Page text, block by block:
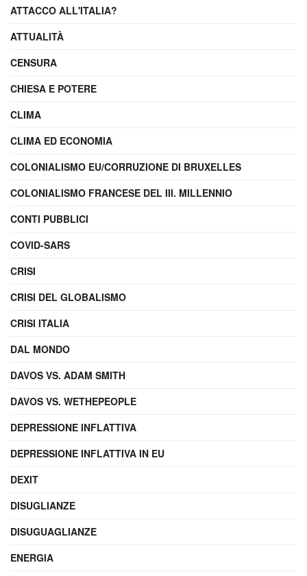
ATTACCO ALL'ITALIA?
ATTUALITÀ
CENSURA
CHIESA E POTERE
CLIMA
CLIMA ED ECONOMIA
COLONIALISMO EU/CORRUZIONE DI BRUXELLES
COLONIALISMO FRANCESE DEL III. MILLENNIO
CONTI PUBBLICI
COVID-SARS
CRISI
CRISI DEL GLOBALISMO
CRISI ITALIA
DAL MONDO
DAVOS VS. ADAM SMITH
DAVOS VS. WETHEPEOPLE
DEPRESSIONE INFLATTIVA
DEPRESSIONE INFLATTIVA IN EU
DEXIT
DISUGLIANZE
DISUGUAGLIANZE
ENERGIA